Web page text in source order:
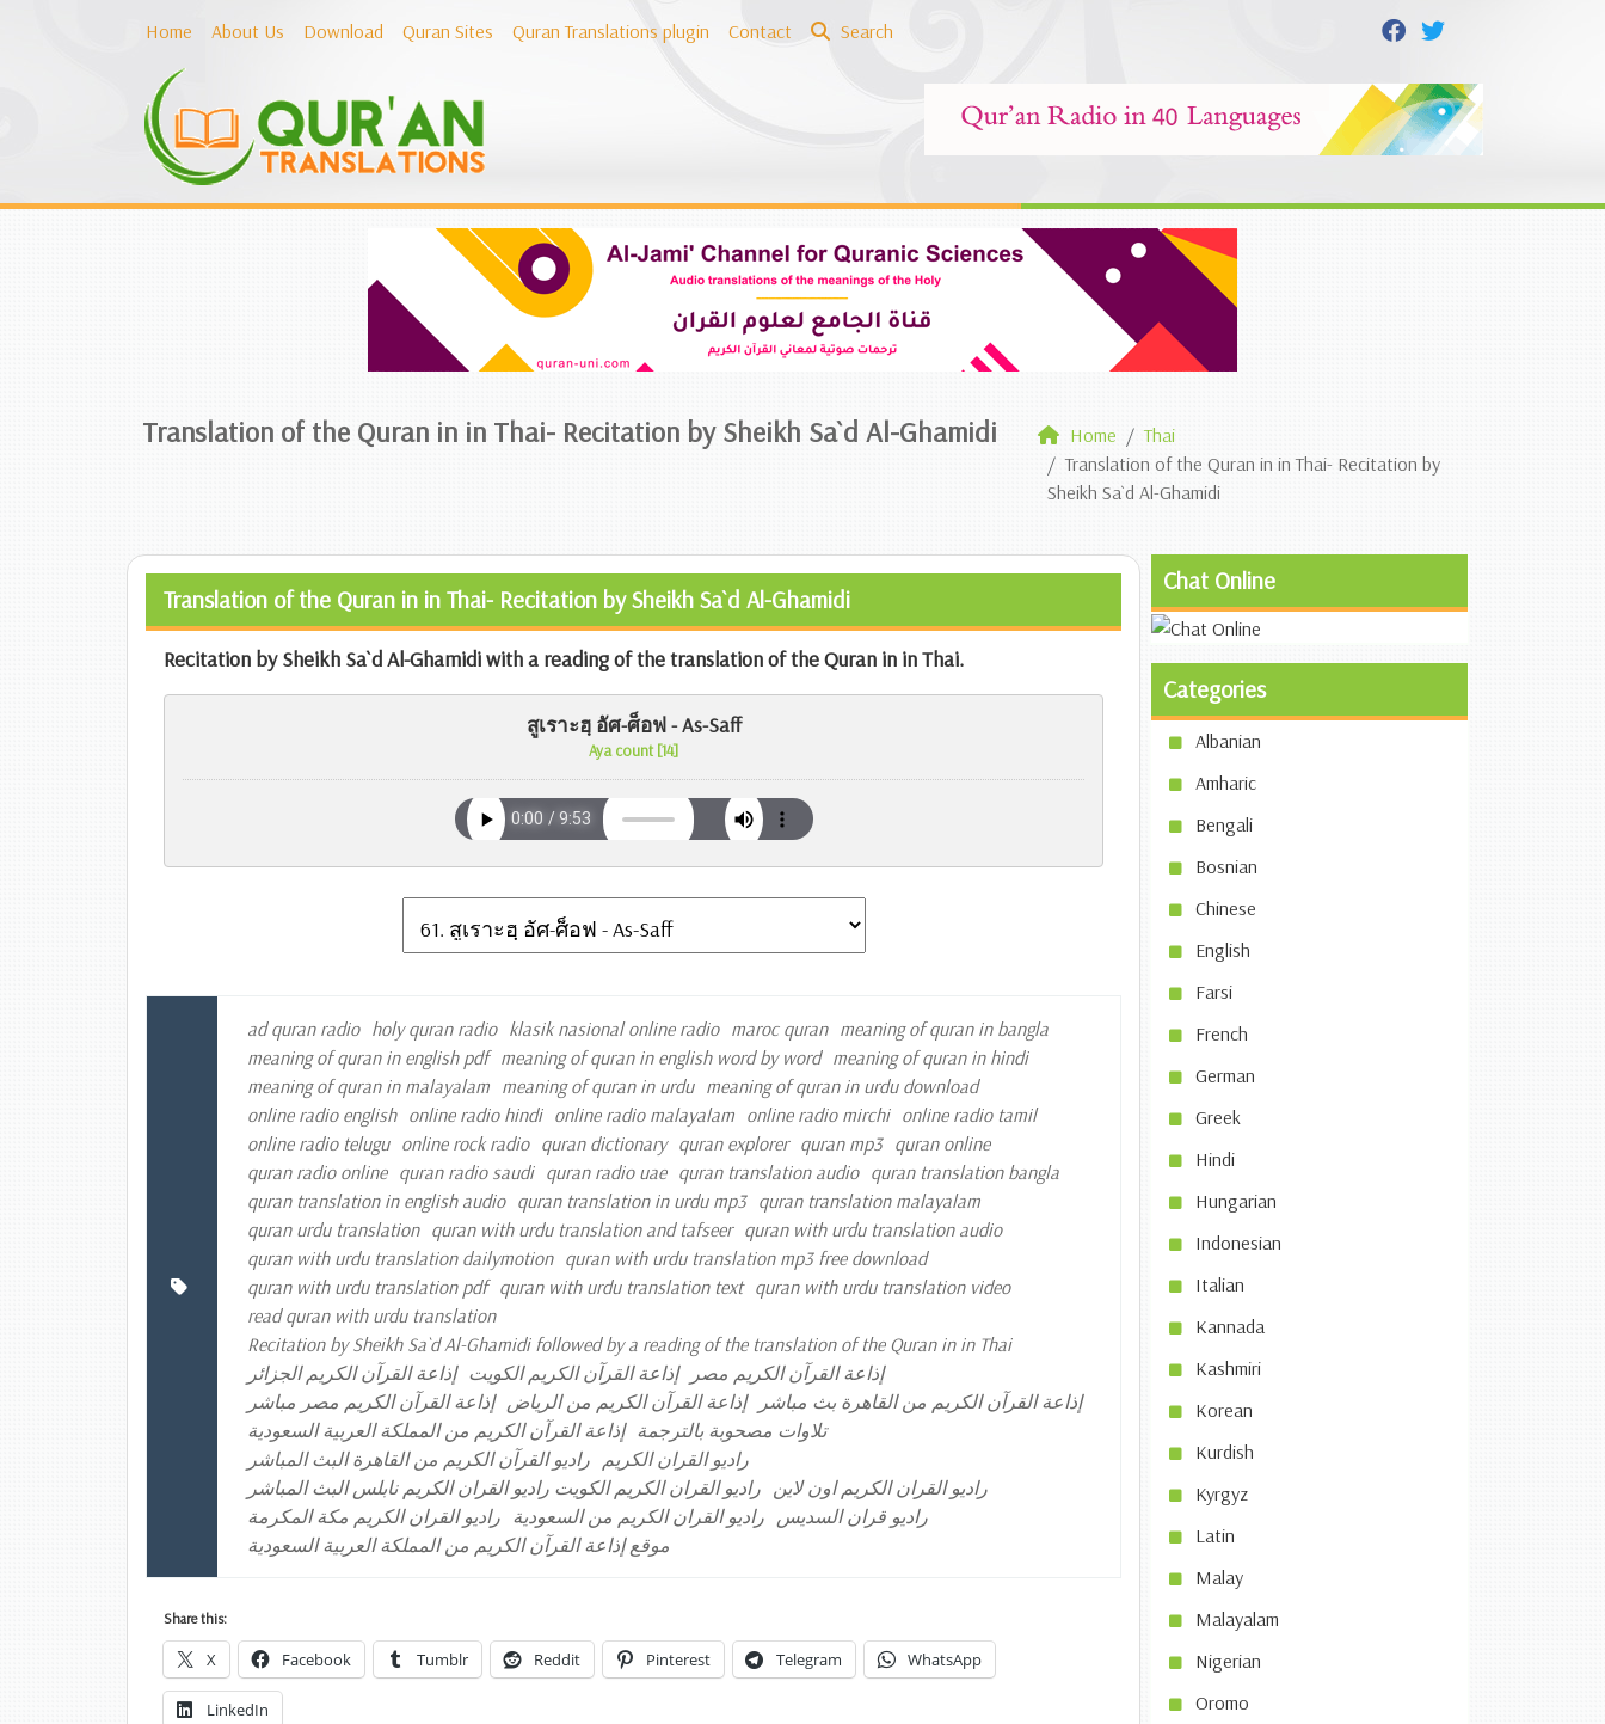
Home About Us Download Quran Sites Quran Translations plugin Contact Search
Translation of the Quran in in Thai- Recitation by Sheikh Sa`d Al-Ghamidi Home
Thai
Translation of the Quran in in Thai- Recitation by
Sheikh Sa`d Al-Ghamidi
Translation of the Quran in in Thai- Recitation by Sheikh Sa`d Al-Ghamidi
Recitation by Sheikh Sa`d Al-Ghamidi with a reading of the translation of the Quran in in Thai.
สูเราะฮฺ อัศ-ศ็อฟ - As-Saff
Aya count [14]
ad quran radio holy quran radio klasik nasional online radio maroc quran meaning of quran in bangla
meaning of quran in english pdf meaning of quran in english word by word meaning of quran in hindi
meaning of quran in malayalam meaning of quran in urdu meaning of quran in urdu download
online radio english online radio hindi online radio malayalam online radio mirchi online radio tamil
online radio telugu online rock radio quran dictionary quran explorer quran mp3 quran online
quran radio online quran radio saudi quran radio uae quran translation audio quran translation bangla
quran translation in english audio quran translation in urdu mp3 quran translation malayalam
quran urdu translation quran with urdu translation and tafseer quran with urdu translation audio
quran with urdu translation dailymotion quran with urdu translation mp3 free download
quran with urdu translation pdf quran with urdu translation text quran with urdu translation video
read quran with urdu translation
Recitation by Sheikh Sa`d Al-Ghamidi followed by a reading of the translation of the Quran in in Thai
إذاعة القرآن الكريم الجزائر إذاعة القرآن الكريم الكويت
إذاعة القرآن الكريم مصر
إذاعة القرآن الكريم مصر مباشر إذاعة القرآن الكريم من الرياض
إذاعة القرآن الكريم من القاهرة بث مباشر
إذاعة القرآن الكريم من المملكة العربية السعودية تلاوات مصحوبة بالترجمة
راديو القرآن الكريم من القاهرة البث المباشر راديو القران الكريم
راديو القران الكريم الكويت راديو القران الكريم نابلس البث المباشر راديو القران الكريم اون لاين
راديو القران الكريم مكة المكرمة راديو القران الكريم من السعودية راديو قران السديس
موقع إذاعة القرآن الكريم من المملكة العربية السعودية
Share this:
X Facebook Tumblr Reddit Pinterest Telegram WhatsApp
LinkedIn
Chat Online
Categories
Albanian
Amharic
Bengali
Bosnian
Chinese
English
Farsi
French
German
Greek
Hindi
Hungarian
Indonesian
Italian
Kannada
Kashmiri
Korean
Kurdish
Kyrgyz
Latin
Malay
Malayalam
Nigerian
Oromo